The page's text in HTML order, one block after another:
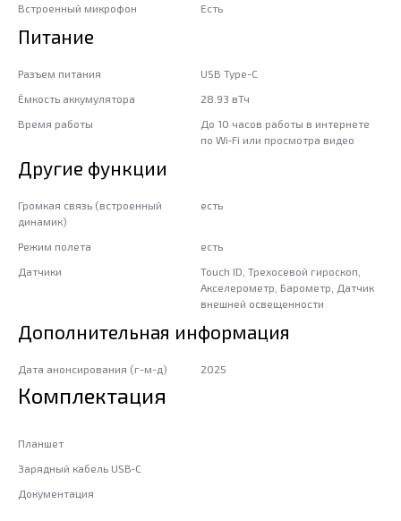
Встроенный микрофон Есть
Питание
Разъем питания
USB Type-C
Ёмкость аккумулятора
28.93 вТч
Время работы
До 10 часов работы в интернете
по Wi‑Fi или просмотра видео
Другие функции
Громкая связь (встроенный
динамик)
есть
Режим полета
есть
Датчики
Touch ID, Трехосевой гироскоп,
Акселерометр, Барометр, Датчик
внешней освещенности
Дополнительная информация
Дата анонсирования (г-м-д) 2025
Комплектация
Планшет
Зарядный кабель USB‑C
Документация